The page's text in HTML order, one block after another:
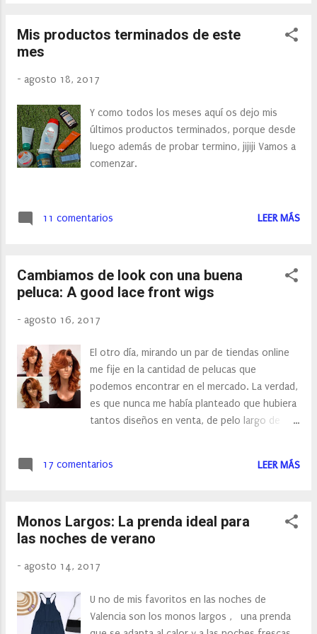
pantalones o camisetas son algunos de los
están de SORTEO , así que no te lo pienses
montón de ropa. Tan sólo tienes que subir en
las redes sociales una prenda de su
promoción especial con el #BackToSchool I
Mis productos terminados de este
mes
- agosto 18, 2017
Y como todos los meses aquí os dejo mis
últimos productos terminados, porque desde
luego además de probar termino, jijiji Vamos a
comenzar.
11 comentarios LEER MÁS
Cambiamos de look con una buena
peluca: A good lace front wigs
- agosto 16, 2017
El otro día, mirando un par de tiendas online
me fije en la cantidad de pelucas que
podemos encontrar en el mercado. La verdad,
es que nunca me había planteado que hubiera
tantos diseños en venta, de pelo largo de
físicas donde poder comprar, por eso me
of online stores I look at how many lace front
wigs they can find in the market. The truth is
for sale, long-haired short-haired, dark-
buy, so I Surprised both the wide variety I
17 comentarios LEER MÁS
Monos Largos: La prenda ideal para
las noches de verano
- agosto 14, 2017
U no de mis favoritos en las noches de
Valencia son los monos largos , una prenda